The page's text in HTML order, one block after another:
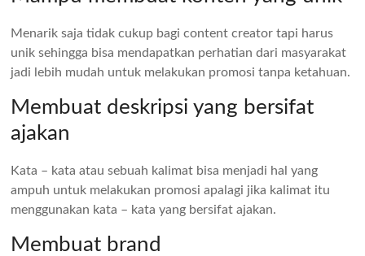
Menarik saja tidak cukup bagi content creator tapi harus
unik sehingga bisa mendapatkan perhatian dari masyarakat
jadi lebih mudah untuk melakukan promosi tanpa ketahuan.
Membuat deskripsi yang bersifat
ajakan
Kata – kata atau sebuah kalimat bisa menjadi hal yang
ampuh untuk melakukan promosi apalagi jika kalimat itu
menggunakan kata – kata yang bersifat ajakan.
Membuat brand